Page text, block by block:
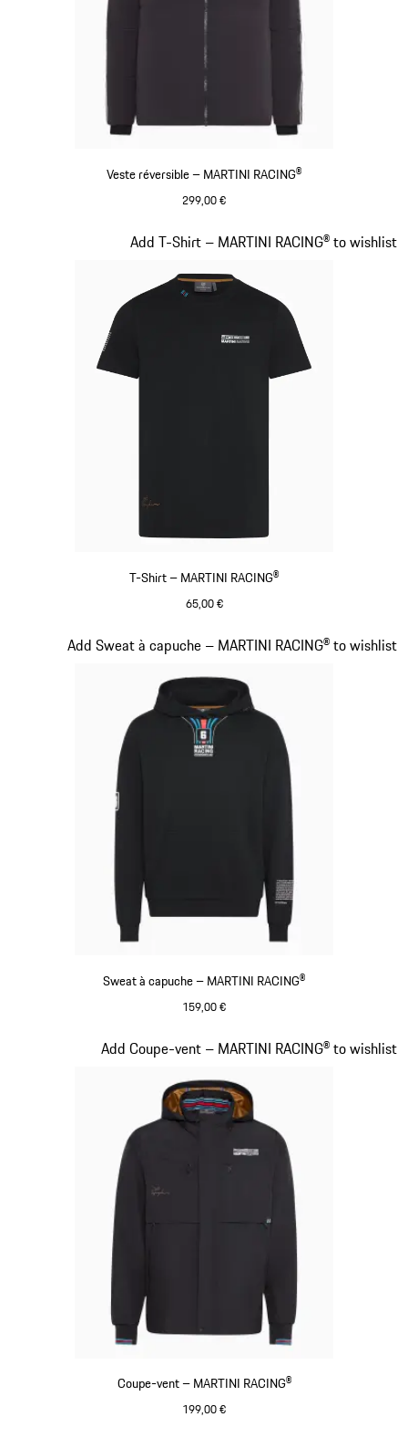
Veste réversible – MARTINI RACING®
299,00 €
T-Shirt – MARTINI RACING®
65,00 €
Add T-Shirt – MARTINI RACING® to wishlist
Diapositive 7 sur 20
Sweat à capuche – MARTINI RACING®
159,00 €
Add Sweat à capuche – MARTINI RACING® to wishlist
Diapositive 8 sur 20
Coupe-vent – MARTINI RACING®
199,00 €
Add Coupe-vent – MARTINI RACING® to wishlist
Diapositive 9 sur 20